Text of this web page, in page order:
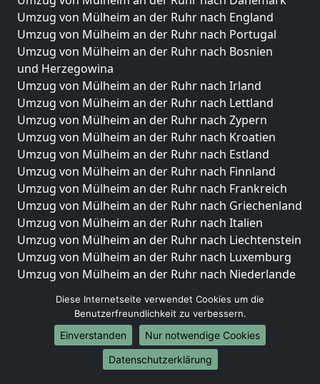
Umzug von Mülheim an der Ruhr nach England
Umzug von Mülheim an der Ruhr nach Portugal
Umzug von Mülheim an der Ruhr nach Bosnien
und Herzegowina
Umzug von Mülheim an der Ruhr nach Irland
Umzug von Mülheim an der Ruhr nach Lettland
Umzug von Mülheim an der Ruhr nach Zypern
Umzug von Mülheim an der Ruhr nach Kroatien
Umzug von Mülheim an der Ruhr nach Estland
Umzug von Mülheim an der Ruhr nach Finnland
Umzug von Mülheim an der Ruhr nach Frankreich
Umzug von Mülheim an der Ruhr nach Griechenland
Umzug von Mülheim an der Ruhr nach Italien
Umzug von Mülheim an der Ruhr nach Liechtenstein
Umzug von Mülheim an der Ruhr nach Luxemburg
Umzug von Mülheim an der Ruhr nach Niederlande
Umzüge-Deutschlandweit
Umzug von Mülheim an der Ruhr nach Berlin
Umzug von Mülheim an der Ruhr nach Hamburg
Diese Internetseite verwendet Cookies um die
Benutzerfreundlichkeit zu verbessern.
Einverstanden
Nur notwendige Cookies
Datenschutzerklärung